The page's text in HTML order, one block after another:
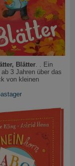
Blätter. . Ein
ab 3 Jahren über das
von kleinen